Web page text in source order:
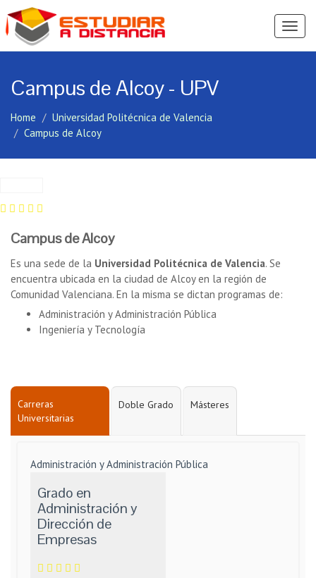
Ver
Campus de Alcoy - UPV
Home
Universidad Politécnica de Valencia
Campus de Alcoy
Campus de Alcoy
Es una sede de la Universidad Politécnica de Valencia. Se
encuentra ubicada en la ciudad de Alcoy en la región de
Comunidad Valenciana. En la misma se dictan programas de:
Administración y Administración Pública
Ingeniería y Tecnología
Carreras
Universitarias
Doble Grado Másteres
Administración y Administración Pública
Grado en
Administración y
Dirección de
Empresas